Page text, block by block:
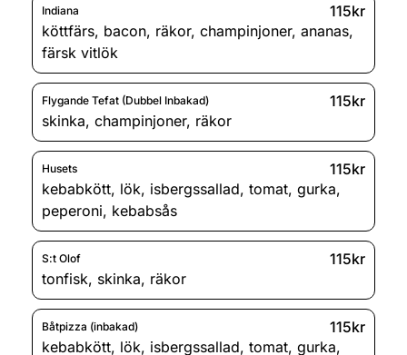
Indiana
115kr
köttfärs, bacon, räkor, champinjoner, ananas,
färsk vitlök
Flygande Tefat (Dubbel Inbakad)
115kr
skinka, champinjoner, räkor
Husets
115kr
kebabkött, lök, isbergssallad, tomat, gurka,
peperoni, kebabsås
S:t Olof
115kr
tonfisk, skinka, räkor
Båtpizza (inbakad)
115kr
kebabkött, lök, isbergssallad, tomat, gurka,